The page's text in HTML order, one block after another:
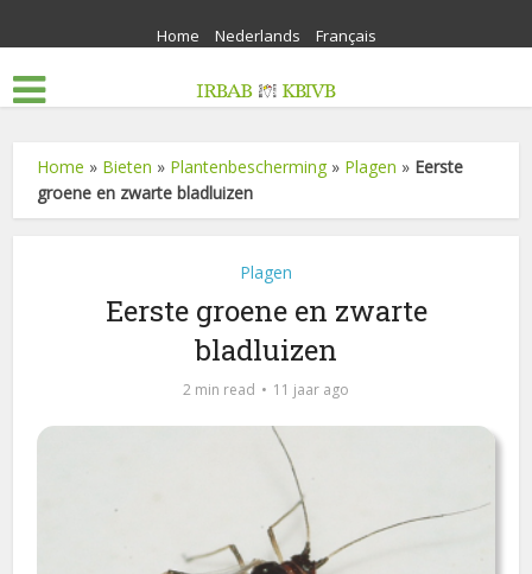
Home Nederlands Français
Home » Bieten » Plantenbescherming » Plagen » Eerste
groene en zwarte bladluizen
Plagen
Eerste groene en zwarte
bladluizen
2 min read 11 jaar ago